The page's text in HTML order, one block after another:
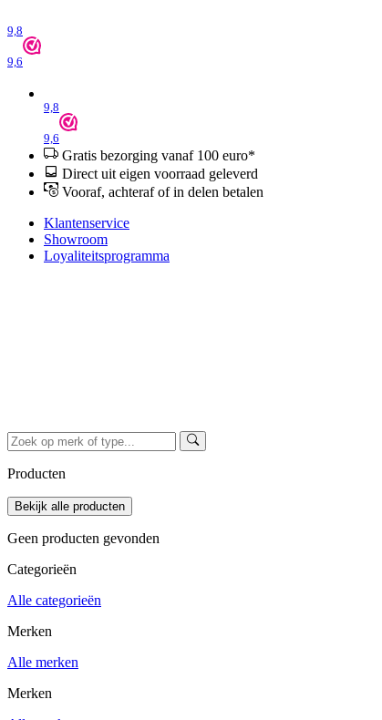
9,8
9,6
9,8
9,6
Gratis bezorging vanaf 100 euro*
Direct uit eigen voorraad geleverd
Vooraf, achteraf of in delen betalen
Klantenservice
Showroom
Loyaliteitsprogramma
Producten
Geen producten gevonden
Categorieën
Alle categorieën
Merken
Alle merken
Merken